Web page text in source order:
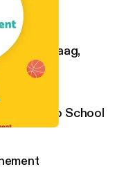
Haag,
de la Lab School